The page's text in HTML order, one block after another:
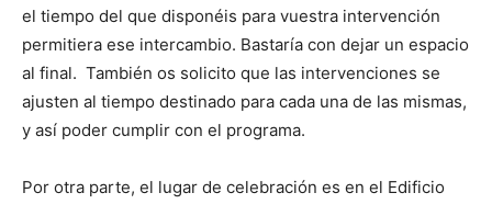
el tiempo del que disponéis para vuestra intervención
permitiera ese intercambio. Bastaría con dejar un espacio
al final. También os solicito que las intervenciones se
ajusten al tiempo destinado para cada una de las mismas,
y así poder cumplir con el programa.
Por otra parte, el lugar de celebración es en el Edificio